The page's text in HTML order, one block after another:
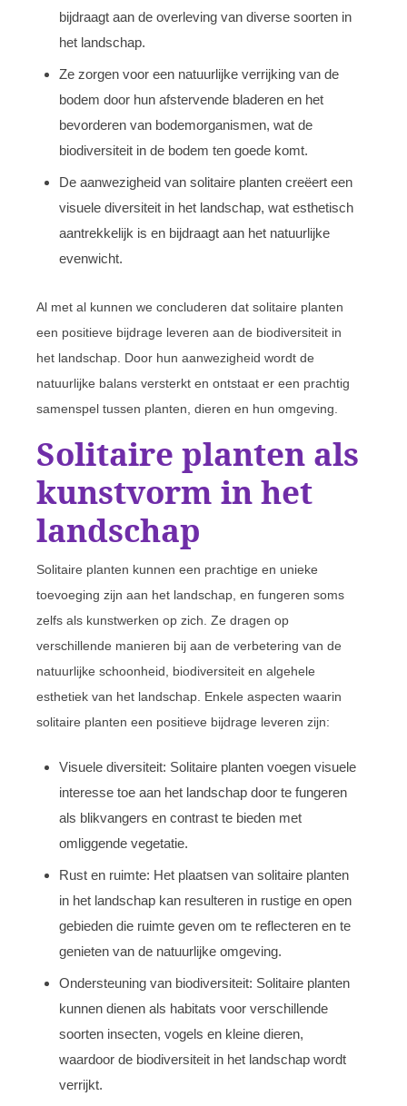
bijdraagt aan de overleving van diverse soorten in
het landschap.
Ze zorgen voor een natuurlijke verrijking van de
bodem door hun afstervende bladeren en het
bevorderen van bodemorganismen, wat de
biodiversiteit in de bodem ten goede komt.
De aanwezigheid van solitaire planten creëert een
visuele diversiteit in het landschap, wat esthetisch
aantrekkelijk is en bijdraagt aan het natuurlijke
evenwicht.
Al met al kunnen we concluderen dat solitaire planten
een positieve bijdrage leveren aan de biodiversiteit in
het landschap. Door hun aanwezigheid wordt de
natuurlijke balans versterkt en ontstaat er een prachtig
samenspel tussen planten, dieren en hun omgeving.
Solitaire planten als
kunstvorm in het
landschap
Solitaire planten kunnen een prachtige en unieke
toevoeging zijn aan het landschap, en fungeren soms
zelfs als kunstwerken op zich. Ze dragen op
verschillende manieren bij aan de verbetering van de
natuurlijke schoonheid, biodiversiteit en algehele
esthetiek van het landschap. Enkele aspecten waarin
solitaire planten een positieve bijdrage leveren zijn:
Visuele diversiteit: Solitaire planten voegen visuele
interesse toe aan het landschap door te fungeren
als blikvangers en contrast te bieden met
omliggende vegetatie.
Rust en ruimte: Het plaatsen van solitaire planten
in het landschap kan resulteren in rustige en open
gebieden die ruimte geven om te reflecteren en te
genieten van de natuurlijke omgeving.
Ondersteuning van biodiversiteit: Solitaire planten
kunnen dienen als habitats voor verschillende
soorten insecten, vogels en kleine dieren,
waardoor de biodiversiteit in het landschap wordt
verrijkt.